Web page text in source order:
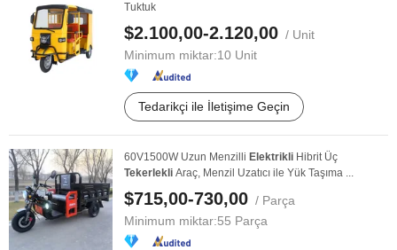
Tuktuk
$2.100,00-2.120,00 / Unit
Minimum miktar:10 Unit
Tedarikçi ile İletişime Geçin
60V1500W Uzun Menzilli Elektrikli Hibrit Üç
Tekerlekli Araç, Menzil Uzatıcı ile Yük Taşıma ...
$715,00-730,00 / Parça
Minimum miktar:55 Parça